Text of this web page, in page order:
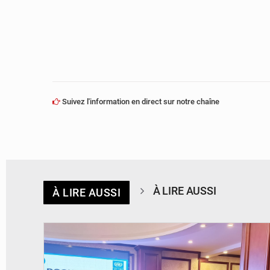
Suivez l'information en direct sur notre chaîne
À LIRE AUSSI À LIRE AUSSI